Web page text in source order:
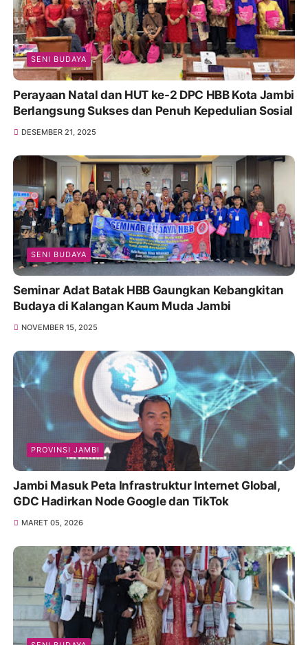
SENI BUDAYA
Perayaan Natal dan HUT ke-2 DPC HBB Kota Jambi
Berlangsung Sukses dan Penuh Kepedulian Sosial
DESEMBER 21, 2025
SENI BUDAYA
Seminar Adat Batak HBB Gaungkan Kebangkitan
Budaya di Kalangan Kaum Muda Jambi
NOVEMBER 15, 2025
PROVINSI JAMBI
Jambi Masuk Peta Infrastruktur Internet Global,
GDC Hadirkan Node Google dan TikTok
MARET 05, 2026